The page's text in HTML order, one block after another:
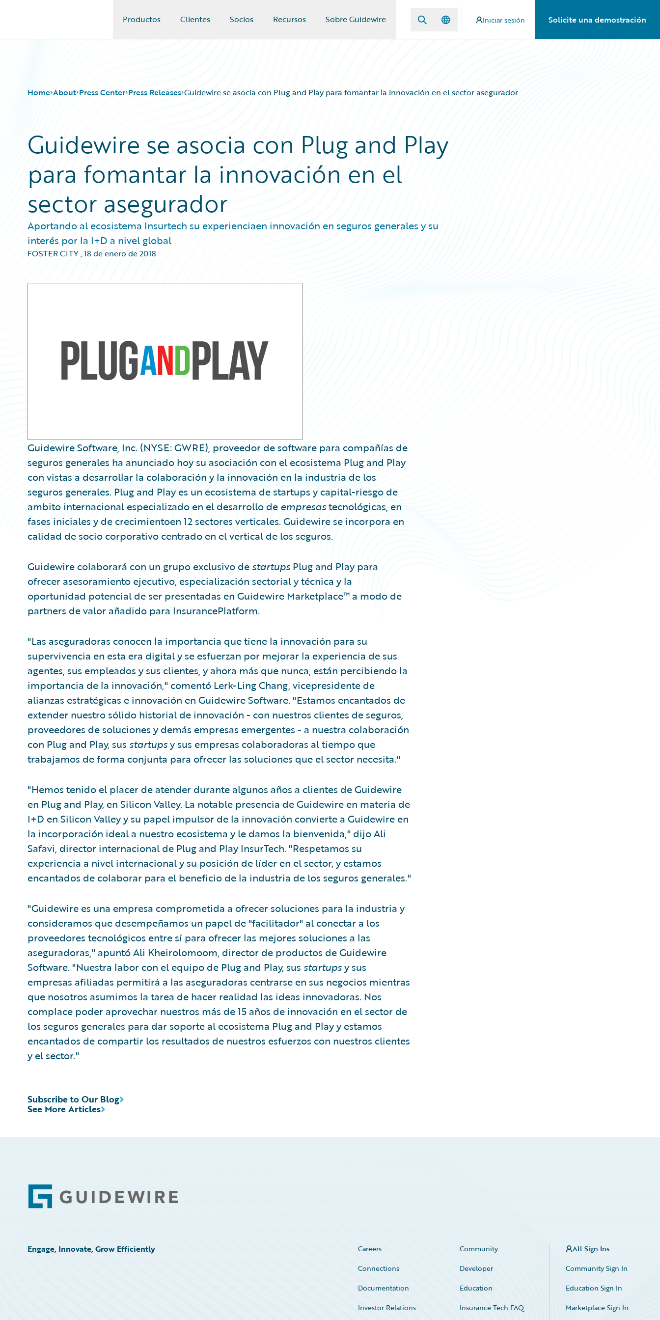
Productos Clientes Socios Recursos Sobre Guidewire Iniciar sesión Solicite una demostración
Home About Press Center Press Releases Guidewire se asocia con Plug and Play para fomantar la innovación en el sector asegurador
Guidewire se asocia con Plug and Play
para fomantar la innovación en el
sector asegurador
Aportando al ecosistema Insurtech su experienciaen innovación en seguros generales y su
interés por la I+D a nivel global
FOSTER CITY,18 de enero de 2018
​Guidewire Software, Inc. (NYSE: GWRE), proveedor de software para compañías de
seguros generales ha anunciado hoy su asociación con el ecosistema Plug and Play
con vistas a desarrollar la colaboración y la innovación en la industria de los
seguros generales. Plug and Play es un ecosistema de startups y capital-riesgo de
ambito internacional especializado en el desarrollo de empresastecnológicas, en
fases iniciales y de crecimientoen 12 sectores verticales. Guidewire se incorpora en
calidad de socio corporativo centrado en el vertical de los seguros.
Guidewire colaborará con un grupo exclusivo de startups Plug and Play para
ofrecer asesoramiento ejecutivo, especialización sectorial y técnica y la
oportunidad potencial de ser presentadas en Guidewire Marketplace™ a modo de
partners de valor añadido para InsurancePlatform.
"Las aseguradoras conocen la importancia que tiene la innovación para su
supervivencia en esta era digital y se esfuerzan por mejorar la experiencia de sus
agentes, sus empleados y sus clientes, y ahora más que nunca, están percibiendo la
importancia de la innovación," comentó Lerk-Ling Chang, vicepresidente de
alianzas estratégicas e innovación en Guidewire Software. "Estamos encantados de
extender nuestro sólido historial de innovación - con nuestros clientes de seguros,
proveedores de soluciones y demás empresas emergentes - a nuestra colaboración
con Plug and Play, sus startupsy sus empresas colaboradoras al tiempo que
trabajamos de forma conjunta para ofrecer las soluciones que el sector necesita."
"Hemos tenido el placer de atender durante algunos años a clientes de Guidewire
en Plug and Play, en Silicon Valley. La notable presencia de Guidewire en materia de
I+D en Silicon Valley y su papel impulsor de la innovación convierte a Guidewire en
la incorporación ideal a nuestro ecosistema y le damos la bienvenida," dijo Ali
Safavi, director internacional de Plug and Play InsurTech. "Respetamos su
experiencia a nivel internacional y su posición de líder en el sector, y estamos
encantados de colaborar para el beneficio de la industria de los seguros generales."
"Guidewire es una empresa comprometida a ofrecer soluciones para la industria y
consideramos que desempeñamos un papel de "facilitador" al conectar a los
proveedores tecnológicos entre sí para ofrecer las mejores soluciones a las
aseguradoras," apuntó Ali Kheirolomoom, director de productos de Guidewire
Software. "Nuestra labor con el equipo de Plug and Play, sus startupsy sus
empresas afiliadas permitirá a las aseguradoras centrarse en sus negocios mientras
que nosotros asumimos la tarea de hacer realidad las ideas innovadoras. Nos
complace poder aprovechar nuestros más de 15 años de innovación en el sector de
los seguros generales para dar soporte al ecosistema Plug and Play y estamos
encantados de compartir los resultados de nuestros esfuerzos con nuestros clientes
y el sector."
See More Articles
Subscribe to Our Blog
Footer
Engage, Innovate, Grow Efficiently Careers
Community
Connections
Developer
Documentation
Education
Investor Relations
Insurance Tech FAQ
All Sign Ins
Community Sign In
Education Sign In
Marketplace Sign In